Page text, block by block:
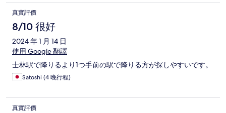
真實評價
8/10 很好
2024 年 1 月 14 日
使用 Google 翻譯
士林駅で降りるより1つ手前の駅で降りる方が探しやすいです。
Satoshi (4 晚行程)
真實評價